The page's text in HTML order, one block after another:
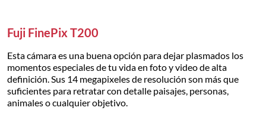
Fuji FinePix T200
Esta cámara es una buena opción para dejar plasmados los
momentos especiales de tu vida en foto y video de alta
definición. Sus 14 megapixeles de resolución son más que
suficientes para retratar con detalle paisajes, personas,
animales o cualquier objetivo.